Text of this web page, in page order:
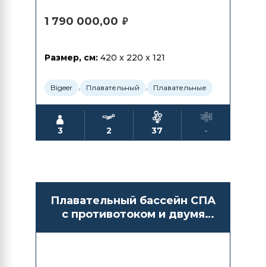
1 790 000,00 ₽
Размер, см: 420 x 220 x 121
Bigeer , Плавательный , Плавательные
3 2 37 -
Плавательный бассейн СПА
с противотоком и двумя